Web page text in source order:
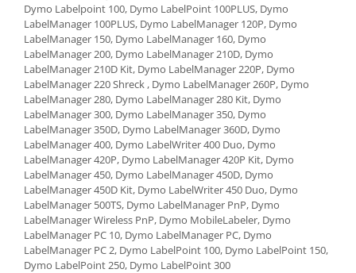
Dymo Labelpoint 100, Dymo LabelPoint 100PLUS, Dymo
LabelManager 100PLUS, Dymo LabelManager 120P, Dymo
LabelManager 150, Dymo LabelManager 160, Dymo
LabelManager 200, Dymo LabelManager 210D, Dymo
LabelManager 210D Kit, Dymo LabelManager 220P, Dymo
LabelManager 220 Shreck , Dymo LabelManager 260P, Dymo
LabelManager 280, Dymo LabelManager 280 Kit, Dymo
LabelManager 300, Dymo LabelManager 350, Dymo
LabelManager 350D, Dymo LabelManager 360D, Dymo
LabelManager 400, Dymo LabelWriter 400 Duo, Dymo
LabelManager 420P, Dymo LabelManager 420P Kit, Dymo
LabelManager 450, Dymo LabelManager 450D, Dymo
LabelManager 450D Kit, Dymo LabelWriter 450 Duo, Dymo
LabelManager 500TS, Dymo LabelManager PnP, Dymo
LabelManager Wireless PnP, Dymo MobileLabeler, Dymo
LabelManager PC 10, Dymo LabelManager PC, Dymo
LabelManager PC 2, Dymo LabelPoint 100, Dymo LabelPoint 150,
Dymo LabelPoint 250, Dymo LabelPoint 300